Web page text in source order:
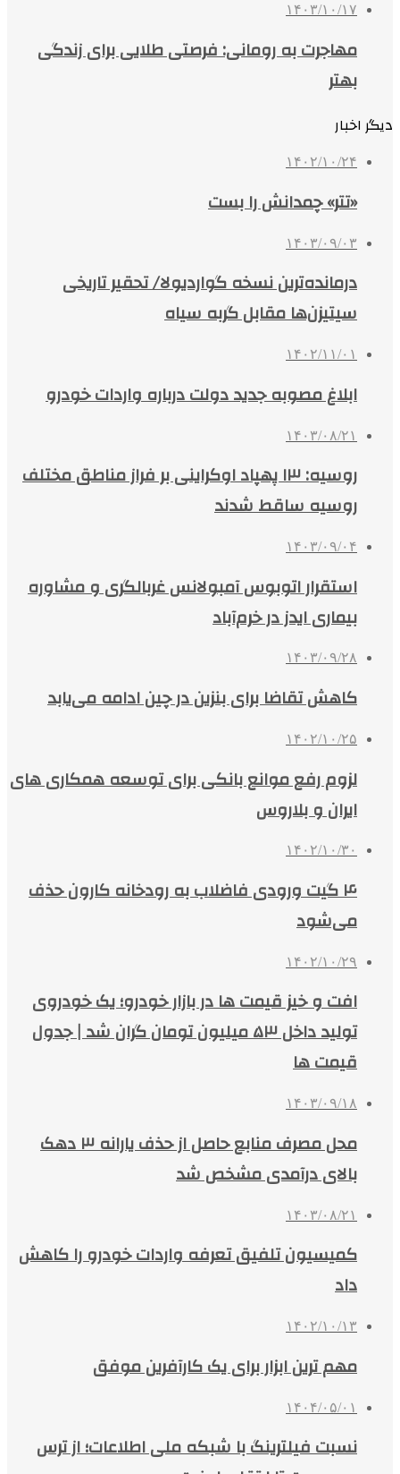
۱۴۰۳/۱۰/۱۷
مهاجرت به رومانی: فرصتی طلایی برای زندگی
بهتر
دیگر اخبار
۱۴۰۲/۱۰/۲۴
«تتر» چمدانش را بست
۱۴۰۳/۰۹/۰۳
درمانده‌ترین نسخه گواردیولا/ تحقیر تاریخی
سیتیزن‌ها مقابل گربه سیاه
۱۴۰۲/۱۱/۰۱
ابلاغ مصوبه جدید دولت درباره واردات خودرو
۱۴۰۳/۰۸/۲۱
روسیه: ۱۳ پهپاد اوکراینی بر فراز مناطق مختلف
روسیه ساقط شدند
۱۴۰۳/۰۹/۰۴
استقرار اتوبوس آمبولانس غربالگری و مشاوره
بیماری ایدز در خرم‌آباد
۱۴۰۳/۰۹/۲۸
کاهش تقاضا برای بنزین در چین ادامه می‌یابد
۱۴۰۲/۱۰/۲۵
لزوم رفع موانع بانکی برای توسعه همکاری های
ایران و بلاروس
۱۴۰۲/۱۰/۳۰
۴ گیت ورودی فاضلاب به رودخانه کارون حذف
می‌شود
۱۴۰۲/۱۰/۲۹
افت و خیز قیمت ها در بازار خودرو؛ یک خودروی
تولید داخل ۵۳ میلیون تومان گران شد | جدول
قیمت ها
۱۴۰۳/۰۹/۱۸
محل مصرف منابع حاصل از حذف یارانه ۳ دهک‌
بالای درآمدی مشخص شد
۱۴۰۳/۰۸/۲۱
کمیسیون تلفیق تعرفه واردات خودرو را کاهش
داد
۱۴۰۲/۱۰/۱۳
مهم ترین ابزار برای یک کارآفرین موفق
۱۴۰۴/۰۵/۰۱
نسبت فیلترینگ با شبکه ملی اطلاعات؛ از ترس